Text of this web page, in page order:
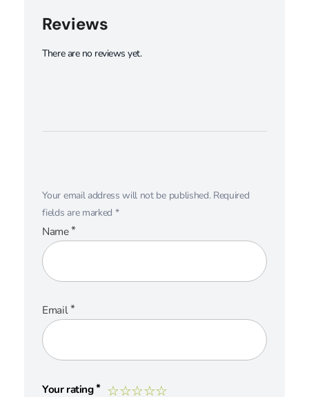
Reviews
There are no reviews yet.
Your email address will not be published. Required
fields are marked *
Name*
Email*
Your rating*